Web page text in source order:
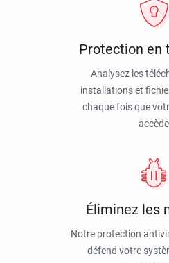
Protection en
Analysez les
installations et
chaque fois que
Éliminez les
Notre protection
défend votre